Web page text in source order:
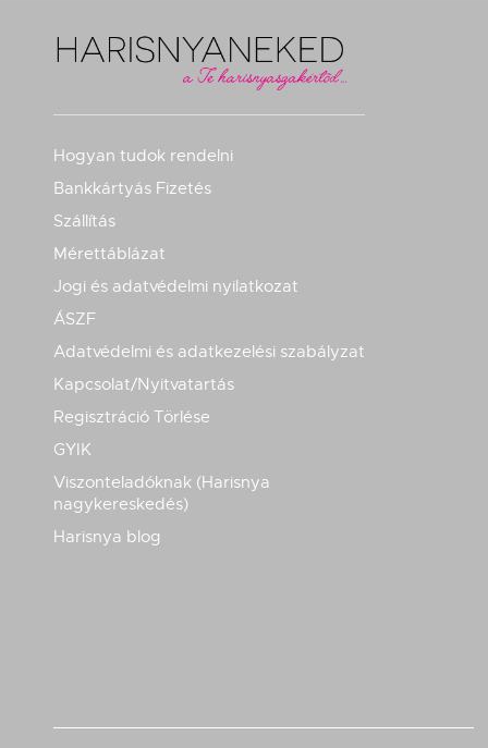
Hogyan tudok rendelni
Bankkártyás Fizetés
Szállítás
Mérettáblázat
Jogi és adatvédelmi nyilatkozat
ÁSZF
Adatvédelmi és adatkezelési szabályzat
Kapcsolat/Nyitvatartás
Regisztráció Törlése
GYIK
Viszonteladóknak (Harisnya
nagykereskedés)
Harisnya blog